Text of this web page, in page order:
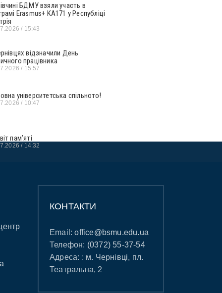
БДМУ взяли участь в
Erasmus+ KA171 у Республіці
15:43
відзначили День
працівника
15:57
університетська спільното!
10:47
пам’яті
14:32
КОНТАКТИ
Email:office@bsmu.edu.ua
Телефон: (0372) 55-37-54
Адреса: : м. Чернівці, пл.
Театральна, 2